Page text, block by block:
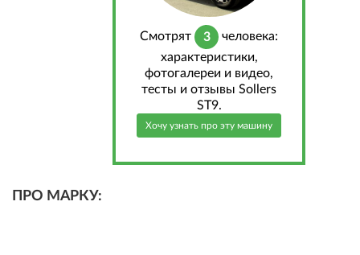
Cмотрят 3
человека:
характеристики,
фотогалереи и видео,
тесты и отзывы Sollers
ST9.
Хочу узнать про эту машину
ПРО МАРКУ: